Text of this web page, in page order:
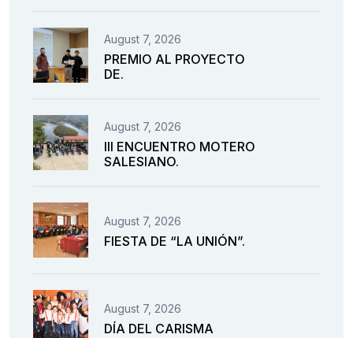
August 7, 2026
PREMIO AL PROYECTO
DE.
August 7, 2026
III ENCUENTRO MOTERO
SALESIANO.
August 7, 2026
FIESTA DE “LA UNIÓN”.
August 7, 2026
DÍA DEL CARISMA